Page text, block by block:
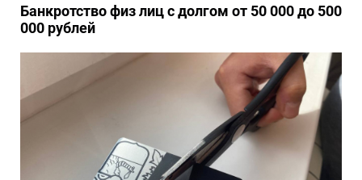
Банкротство физ лиц с долгом от 50 000 до 500
000 рублей